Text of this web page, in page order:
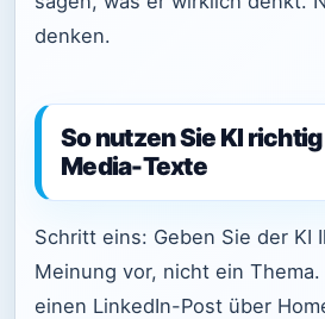
denken.
So nutzen Sie KI
Media-Texte
Schritt eins: Geben Sie der KI
Meinung vor, nicht ein
einen LinkedIn-Post über